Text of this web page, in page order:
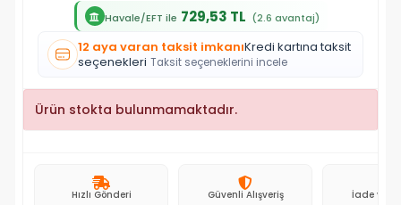
Havale/EFT ile 729,53 TL (2.6 avantaj)
12 aya varan taksit imkanıKredi kartına taksit
seçenekleri Taksit seçeneklerini incele
Ürün stokta bulunmamaktadır.
Hızlı Gönderi Güvenli Alışveriş İade ve